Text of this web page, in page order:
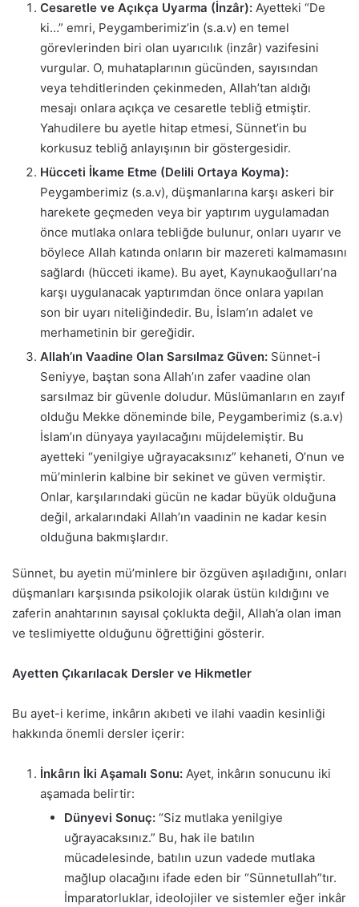
Cesaretle ve Açıkça Uyarma (İnzâr): Ayetteki “De
ki…” emri, Peygamberimiz’in (s.a.v) en temel
görevlerinden biri olan uyarıcılık (inzâr) vazifesini
vurgular. O, muhataplarının gücünden, sayısından
veya tehditlerinden çekinmeden, Allah’tan aldığı
mesajı onlara açıkça ve cesaretle tebliğ etmiştir.
Yahudilere bu ayetle hitap etmesi, Sünnet’in bu
korkusuz tebliğ anlayışının bir göstergesidir.
Hücceti İkame Etme (Delili Ortaya Koyma):
Peygamberimiz (s.a.v), düşmanlarına karşı askeri bir
harekete geçmeden veya bir yaptırım uygulamadan
önce mutlaka onlara tebliğde bulunur, onları uyarır ve
böylece Allah katında onların bir mazereti kalmamasını
sağlardı (hücceti ikame). Bu ayet, Kaynukaoğulları’na
karşı uygulanacak yaptırımdan önce onlara yapılan
son bir uyarı niteliğindedir. Bu, İslam’ın adalet ve
merhametinin bir gereğidir.
Allah’ın Vaadine Olan Sarsılmaz Güven: Sünnet-i
Seniyye, baştan sona Allah’ın zafer vaadine olan
sarsılmaz bir güvenle doludur. Müslümanların en zayıf
olduğu Mekke döneminde bile, Peygamberimiz (s.a.v)
İslam’ın dünyaya yayılacağını müjdelemiştir. Bu
ayetteki “yenilgiye uğrayacaksınız” kehaneti, O’nun ve
mü’minlerin kalbine bir sekinet ve güven vermiştir.
Onlar, karşılarındaki gücün ne kadar büyük olduğuna
değil, arkalarındaki Allah’ın vaadinin ne kadar kesin
olduğuna bakmışlardır.
Sünnet, bu ayetin mü’minlere bir özgüven aşıladığını, onları
düşmanları karşısında psikolojik olarak üstün kıldığını ve
zaferin anahtarının sayısal çoklukta değil, Allah’a olan iman
ve teslimiyette olduğunu öğrettiğini gösterir.
Ayetten Çıkarılacak Dersler ve Hikmetler
Bu ayet-i kerime, inkârın akıbeti ve ilahi vaadin kesinliği
hakkında önemli dersler içerir:
İnkârın İki Aşamalı Sonu: Ayet, inkârın sonucunu iki
aşamada belirtir:
Dünyevi Sonuç: “Siz mutlaka yenilgiye
uğrayacaksınız.” Bu, hak ile batılın
mücadelesinde, batılın uzun vadede mutlaka
mağlup olacağını ifade eden bir “Sünnetullah”tır.
İmparatorluklar, ideolojiler ve sistemler eğer inkâr